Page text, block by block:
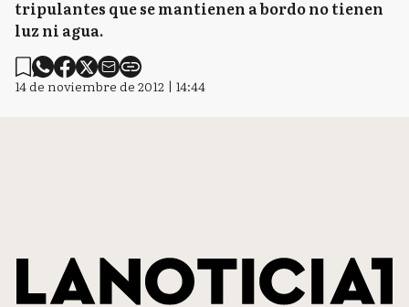
tripulantes que se mantienen a bordo no tienen
luz ni agua.
14 de noviembre de 2012 | 14:44